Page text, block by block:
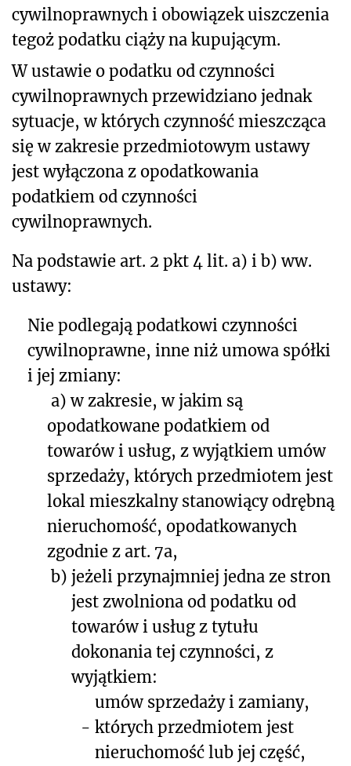
cywilnoprawnych i obowiązek uiszczenia
tegoż podatku ciąży na kupującym.
W ustawie o podatku od czynności
cywilnoprawnych przewidziano jednak
sytuacje, w których czynność mieszcząca
się w zakresie przedmiotowym ustawy
jest wyłączona z opodatkowania
podatkiem od czynności
cywilnoprawnych.
Na podstawie art. 2 pkt 4 lit. a) i b) ww.
ustawy:
Nie podlegają podatkowi czynności
cywilnoprawne, inne niż umowa spółki
i jej zmiany:
a)w zakresie, w jakim są
opodatkowane podatkiem od
towarów i usług, z wyjątkiem umów
sprzedaży, których przedmiotem jest
lokal mieszkalny stanowiący odrębną
nieruchomość, opodatkowanych
zgodnie z art. 7a,
b) jeżeli przynajmniej jedna ze stron
jest zwolniona od podatku od
towarów i usług z tytułu
dokonania tej czynności, z
wyjątkiem:
-
umów sprzedaży i zamiany,
których przedmiotem jest
nieruchomość lub jej część,